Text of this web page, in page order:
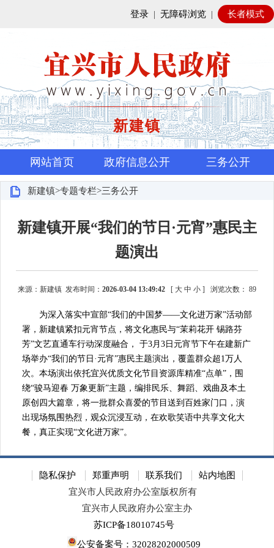
登录 | 无障碍浏览 | 长者模式
新建镇
网站首页 政府信息公开 三务公开
新建镇>专题专栏>三务公开
新建镇开展“我们的节日·元宵”惠民主
题演出
来源：新建镇 发布时间： 2026-03-04 13:49:42 [ 大 中 小 ] 浏览次数： 89
为深入落实中宣部“我们的中国梦——文化进万家”活动部
署，新建镇紧扣元宵节点，将文化惠民与“茉莉花开 锡路芬
芳”文艺直通车行动深度融合， 于3月3日元宵节下午在建新广
场举办“我们的节日·元宵”惠民主题演出，覆盖群众超1万人
次。本场演出依托宜兴优质文化节目资源库精准“点单”，围
绕“骏马迎春 万象更新”主题，编排民乐、舞蹈、戏曲及本土
原创四大篇章，将一批群众喜爱的节目送到百姓家门口，演
出现场氛围热烈，观众沉浸互动，在欢歌笑语中共享文化大
餐，真正实现“文化进万家”。
隐私保护 郑重声明 联系我们
站内地图
宜兴市人民政府办公室版权所有
宜兴市人民政府办公室主办
苏ICP备18010745号
公安备案号：32028202000509